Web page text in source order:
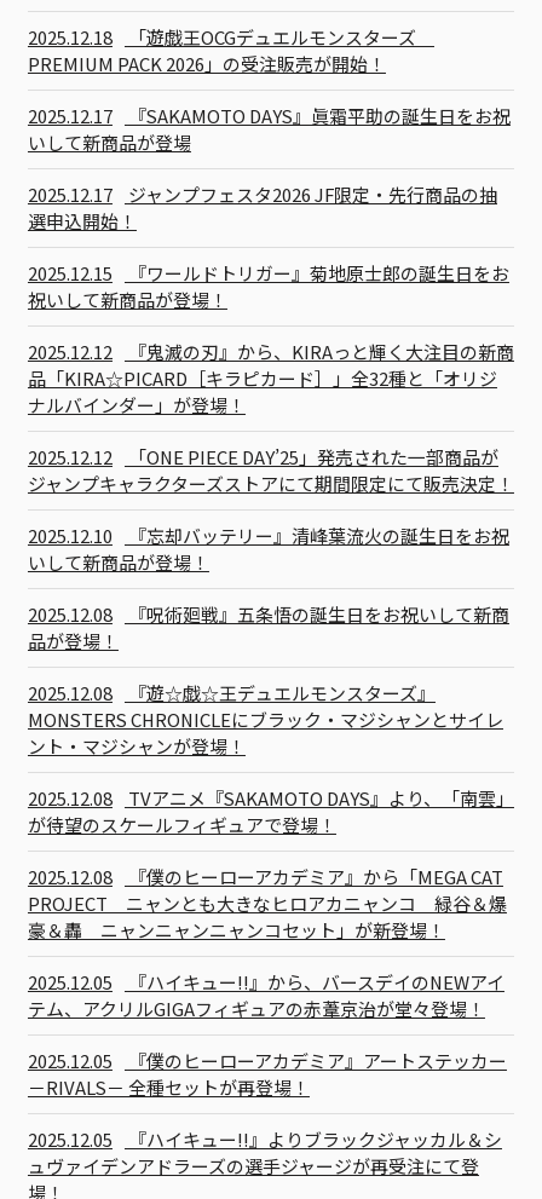
2025.12.18
「遊戯王OCGデュエルモンスターズ
PREMIUM PACK 2026」の受注販売が開始！
2025.12.17
『SAKAMOTO DAYS』眞霜平助の誕生日をお祝
いして新商品が登場
2025.12.17
ジャンプフェスタ2026 JF限定・先行商品の抽
選申込開始！
2025.12.15
『ワールドトリガー』菊地原士郎の誕生日をお
祝いして新商品が登場！
2025.12.12
『鬼滅の刃』から、KIRAっと輝く大注目の新商
品「KIRA☆PICARD［キラピカード］」全32種と「オリジ
ナルバインダー」が登場！
2025.12.12
「ONE PIECE DAY’25」発売された一部商品が
ジャンプキャラクターズストアにて期間限定にて販売決定！
2025.12.10
『忘却バッテリー』清峰葉流火の誕生日をお祝
いして新商品が登場！
2025.12.08
『呪術廻戦』五条悟の誕生日をお祝いして新商
品が登場！
2025.12.08
『遊☆戯☆王デュエルモンスターズ』
MONSTERS CHRONICLEにブラック・マジシャンとサイレ
ント・マジシャンが登場！
2025.12.08
TVアニメ『SAKAMOTO DAYS』より、「南雲」
が待望のスケールフィギュアで登場！
2025.12.08
『僕のヒーローアカデミア』から「MEGA CAT
PROJECT ニャンとも大きなヒロアカニャンコ 緑谷＆爆
豪＆轟 ニャンニャンニャンコセット」が新登場！
2025.12.05
『ハイキュー!!』から、バースデイのNEWアイ
テム、アクリルGIGAフィギュアの赤葦京治が堂々登場！
2025.12.05
『僕のヒーローアカデミア』アートステッカー
－RIVALS－ 全種セットが再登場！
2025.12.05
『ハイキュー!!』よりブラックジャッカル＆シ
ュヴァイデンアドラーズの選手ジャージが再受注にて登
場！